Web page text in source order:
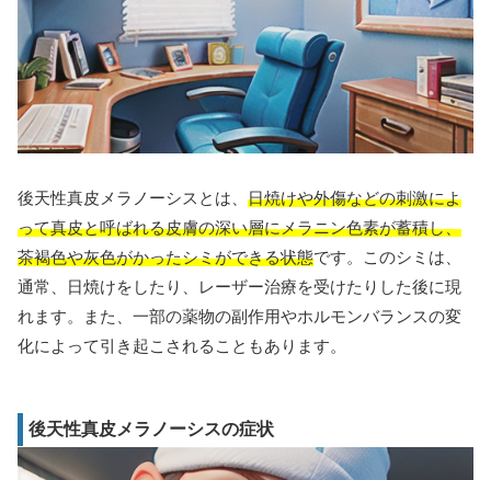
後天性真皮メラノーシスとは、 日焼けや外傷などの刺激によ
って真皮と呼ばれる皮膚の深い層にメラニン色素が蓄積し、
茶褐色や灰色がかったシミができる状態です。このシミは、
通常、日焼けをしたり、レーザー治療を受けたりした後に現
れます。また、一部の薬物の副作用やホルモンバランスの変
化によって引き起こされることもあります。
後天性真皮メラノーシスの症状